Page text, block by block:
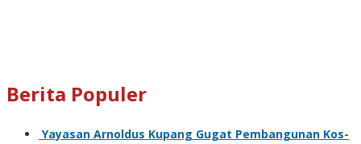
Berita Populer
Yayasan Arnoldus Kupang Gugat Pembangunan Kos-